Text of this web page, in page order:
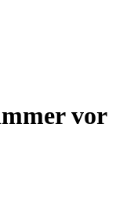
vor